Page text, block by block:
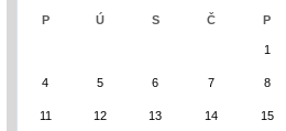
P Ú S Č P
1
4 5 6 7 8
11 12 13 14 15